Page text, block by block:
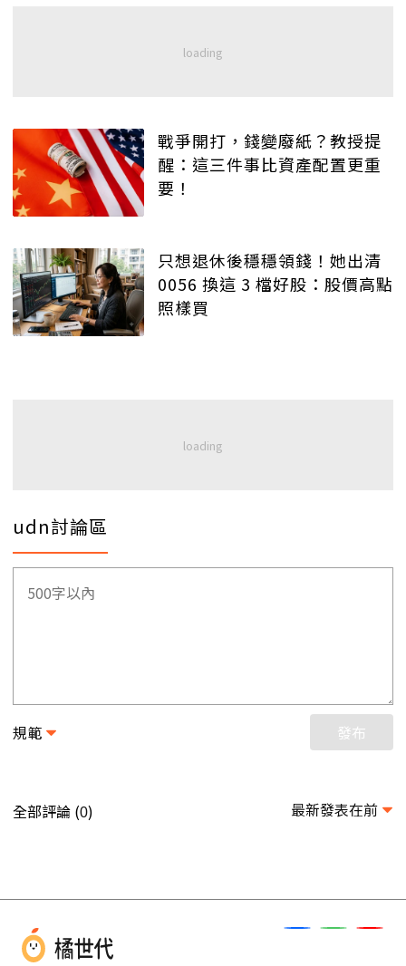
戰爭開打，錢變廢紙？教授提
醒：這三件事比資產配置更重
要！
只想退休後穩穩領錢！她出清
0056 換這 3 檔好股：股價高點
照樣買
udn討論區
規範 發布
全部評論 (0) 最新發表在前